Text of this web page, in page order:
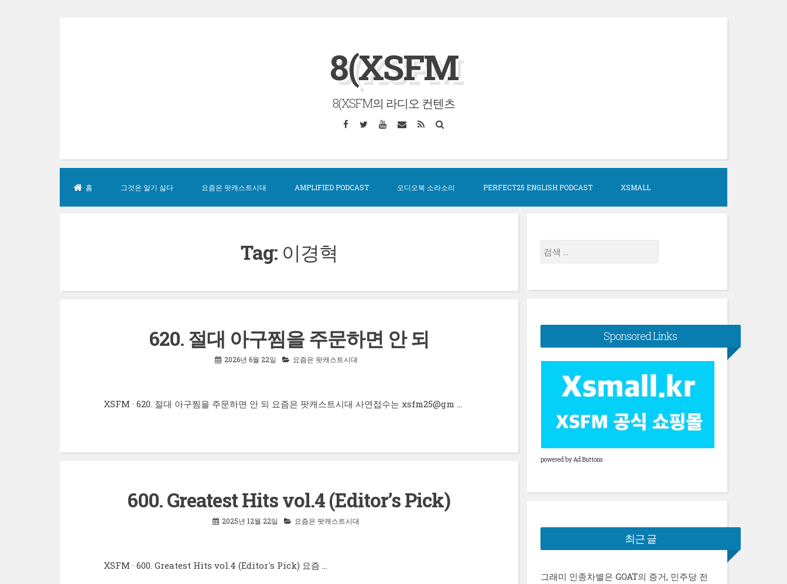
8(XSFM
8(XSFM의 라디오 컨텐츠
Facebook
Twitter YouTube
Email RSS
홈 그것은 알기 싫다 요즘은 팟캐스트시대 AMPLIFIED PODCAST 오디오북 소라소리 PERFECT25 ENGLISH PODCAST XSMALL
Tag: 이경혁
620. 절대 아구찜을 주문하면 안 되
2026년 6월 22일 요즘은 팟캐스트시대
XSFM · 620. 절대 아구찜을 주문하면 안 되 요즘은 팟캐스트시대 사연접수는 xsfm25@gm …
600. Greatest Hits vol.4 (Editor’s Pick)
2025년 12월 22일 요즘은 팟캐스트시대
XSFM · 600. Greatest Hits vol.4 (Editor's Pick) 요즘 …
검
색:
Sponsored Links
powered by Ad Buttons
최근 글
그래미 인종차별은 GOAT의 증거, 민주당 전